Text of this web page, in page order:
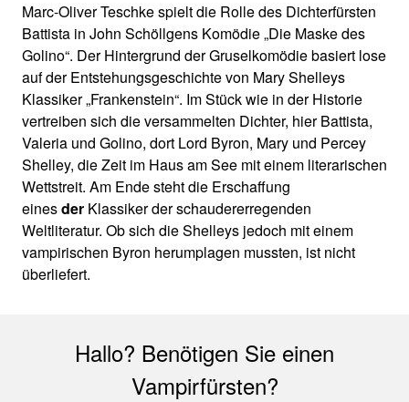
Marc-Oliver Teschke spielt die Rolle des Dichterfürsten
Battista in John Schöllgens Komödie „Die Maske des
Golino“. Der Hintergrund der Gruselkomödie basiert lose
auf der Entstehungsgeschichte von Mary Shelleys
Klassiker „Frankenstein“. Im Stück wie in der Historie
vertreiben sich die versammelten Dichter, hier Battista,
Valeria und Golino, dort Lord Byron, Mary und Percey
Shelley, die Zeit im Haus am See mit einem literarischen
Wettstreit. Am Ende steht die Erschaffung
einesder Klassiker der schaudererregenden
Weltliteratur. Ob sich die Shelleys jedoch mit einem
vampirischen Byron herumplagen mussten, ist nicht
überliefert.
Hallo? Benötigen Sie einen
Vampirfürsten?